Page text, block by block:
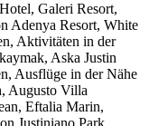
Galeri Resort,
Adenya Resort, White
Aktivitäten in der
Aska Justin
Ausflüge in der Nähe
Augusto Villa
Eftalia Marin,